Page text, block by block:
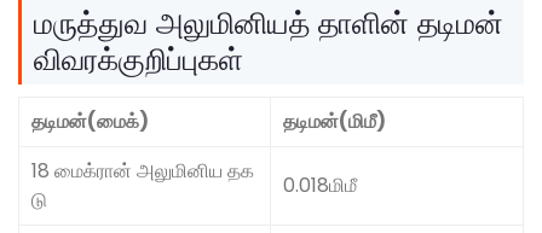
மருத்துவ அலுமினியத் தாளின் தடிமன்
விவரக்குறிப்புகள்
தடிமன்(மைக்)
தடிமன்(மிமீ)
18 மைக்ரான் அலுமினிய தக
டு
0.018மிமீ